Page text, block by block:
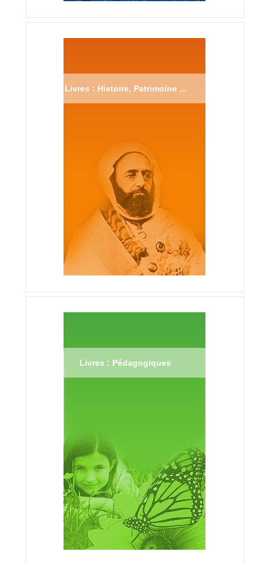
Livres : Histoire, Patrimoine ...
Livres : Pédagogiques